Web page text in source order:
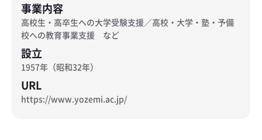
事業内容
高校生・高卒生への大学受験支援／高校・大学・塾・予備
校への教育事業支援 など
設立
1957年（昭和32年）
URL
https://www.yozemi.ac.jp/